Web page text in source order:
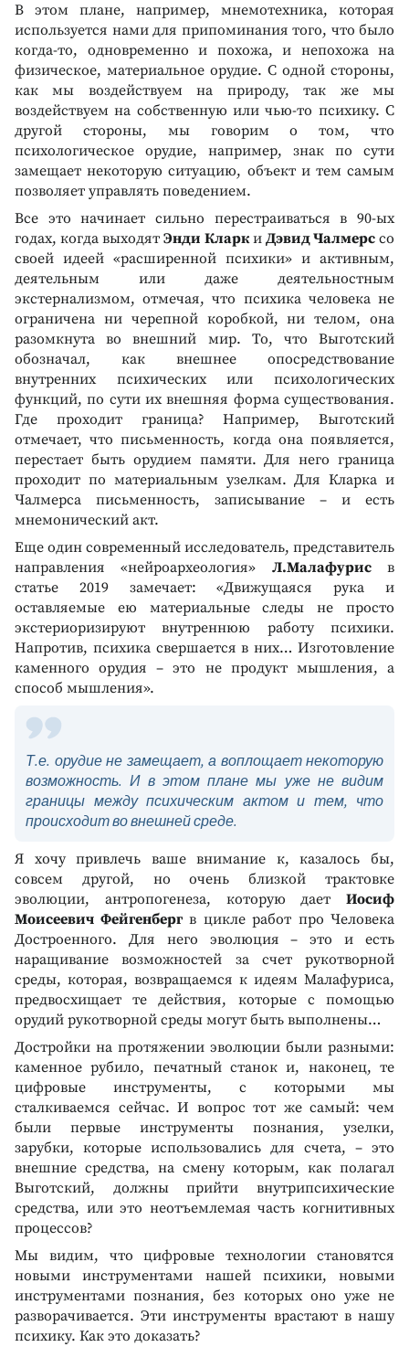
В этом плане, например, мнемотехника, которая
используется нами для припоминания того, что было
когда-то, одновременно и похожа, и непохожа на
физическое, материальное орудие. С одной стороны,
как мы воздействуем на природу, так же мы
воздействуем на собственную или чью-то психику. С
другой стороны, мы говорим о том, что
психологическое орудие, например, знак по сути
замещает некоторую ситуацию, объект и тем самым
позволяет управлять поведением.
Все это начинает сильно перестраиваться в 90-ых
годах, когда выходятЭнди Кларки Дэвид Чалмерссо
своей идеей «расширенной психики» и активным,
деятельным или даже деятельностным
экстернализмом, отмечая, что психика человека не
ограничена ни черепной коробкой, ни телом, она
разомкнута во внешний мир. То, что Выготский
обозначал, как внешнее опосредствование
внутренних психических или психологических
функций, по сути их внешняя форма существования.
Где проходит граница? Например, Выготский
отмечает, что письменность, когда она появляется,
перестает быть орудием памяти. Для него граница
проходит по материальным узелкам. Для Кларка и
Чалмерса письменность, записывание – и есть
мнемонический акт.
Еще один современный исследователь, представитель
направления «нейроархеология» Л.Малафурисв
статье 2019 замечает: «Движущаяся рука и
оставляемые ею материальные следы не просто
экстериоризируют внутреннюю работу психики.
Напротив, психика свершается в них… Изготовление
каменного орудия – это не продукт мышления, а
способ мышления».
Т.е. орудие не замещает, а воплощает некоторую
возможность. И в этом плане мы уже не видим
границы между психическим актом и тем, что
происходит во внешней среде.
Я хочу привлечь ваше внимание к, казалось бы,
совсем другой, но очень близкой трактовке
эволюции, антропогенеза, которую дает Иосиф
Моисеевич Фейгенбергв цикле работ про Человека
Достроенного. Для него эволюция – это и есть
наращивание возможностей за счет рукотворной
среды, которая, возвращаемся к идеям Малафуриса,
предвосхищает те действия, которые с помощью
орудий рукотворной среды могут быть выполнены…
Достройки на протяжении эволюции были разными:
каменное рубило, печатный станок и, наконец, те
цифровые инструменты, с которыми мы
сталкиваемся сейчас. И вопрос тот же самый: чем
были первые инструменты познания, узелки,
зарубки, которые использовались для счета, – это
внешние средства, на смену которым, как полагал
Выготский, должны прийти внутрипсихические
средства, или это неотъемлемая часть когнитивных
процессов?
Мы видим, что цифровые технологии становятся
новыми инструментами нашей психики, новыми
инструментами познания, без которых оно уже не
разворачивается. Эти инструменты врастают в нашу
психику. Как это доказать?